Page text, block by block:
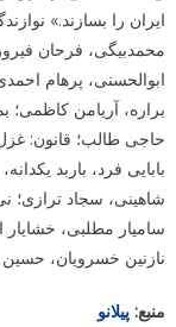
ایران را بسازند.»
محمدبیگی، فرحان
ابوالحسنی، پرهام
براره، آریامن کاظمی؛
حاجی طالب؛ قانون:
بابایی فرد، باربد
شاهینی، سجاد ترازی؛
سامیار مطلبی، خشایار
نازنین خسرویان، حسین
منبع: پیلانو